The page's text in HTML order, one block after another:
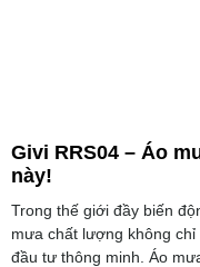
Givi RRS04 – Áo
này!
Trong thế giới đầy biến
mưa chất lượng không
đầu tư thông minh. Áo